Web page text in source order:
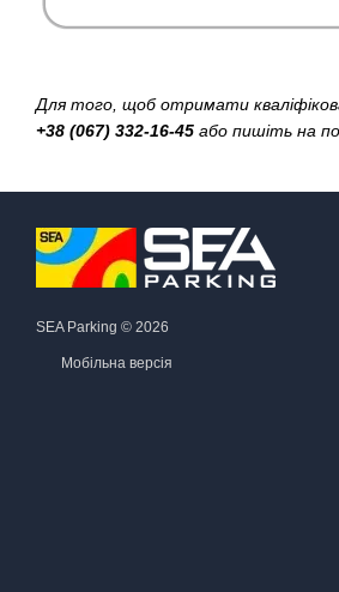
Для того, щоб отримати
+38 (067) 332-16-45 або пишіть на
SEA Parking © 2026
Мобільна версія